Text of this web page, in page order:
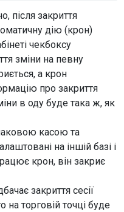
після закриття
дію (крон)
чекбоксу
зміни на певну
а крон
про закриття
в оду буде така ж, як
касою та
на іншій базі і
крон, він закриє
закриття сесії
на торговій точці буде